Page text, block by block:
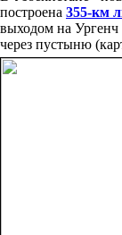
построена 355-км
выходом на
через пустыню